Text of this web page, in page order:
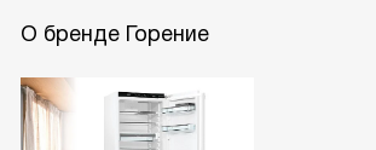
О бренде Горение